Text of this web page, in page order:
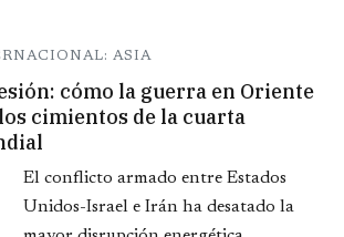
ASIA
cómo la guerra en Oriente
cimientos de la cuarta
El conflicto armado entre Estados
Unidos-Israel e Irán ha desatado la